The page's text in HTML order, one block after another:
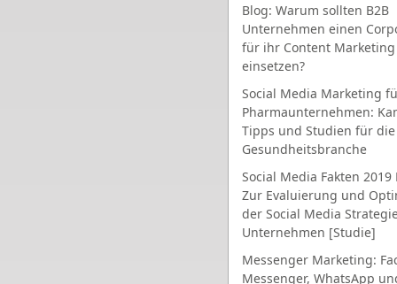
Blog: Warum sollten B2B
Unternehmen einen
für ihr Content Marketing
einsetzen?
Social Media Marketing
Pharmaunternehmen:
Tipps und Studien für die
Gesundheitsbranche
Social Media Fakten 2019
Zur Evaluierung und
der Social Media
Unternehmen [Studie]
Messenger Marketing:
Messenger, WhatsApp